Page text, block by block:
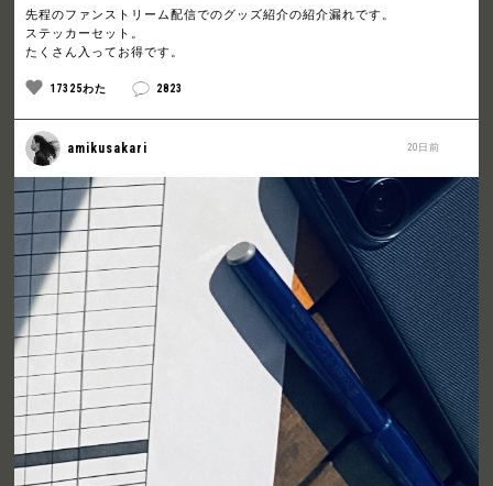
先程のファンストリーム配信でのグッズ紹介の紹介漏れです。
ステッカーセット。
たくさん入ってお得です。
17325わた 2823
20日前
amikusakari